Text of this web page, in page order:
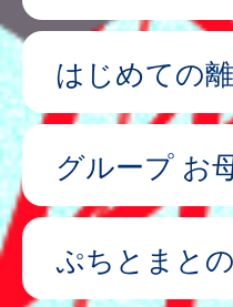
はじめての
グループ お
ぷちとまと